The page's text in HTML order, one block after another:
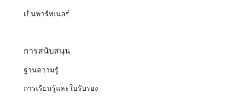
เป็นพาร์ทเนอร์
การสนับสนุน
ฐานความรู้
การเรียนรู้และใบรับรอง